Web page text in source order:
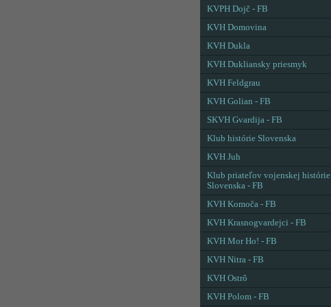
KVPH Dojč - FB
KVH Domovina
KVH Dukla
KVH Dukliansky priesmyk
KVH Feldgrau
KVH Golian - FB
SKVH Gvardija - FB
Klub histórie Slovenska
KVH Juh
Klub priateľov vojenskej histórie
Slovenska - FB
KVH Komoča - FB
KVH Krasnogvardejci - FB
KVH Mor Ho! - FB
KVH Nitra - FB
KVH Ostrô
KVH Polom - FB